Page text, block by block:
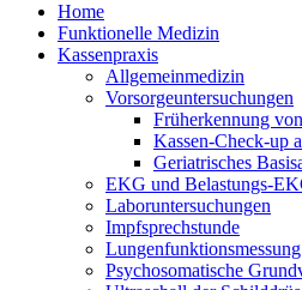
Home
Funktionelle Medizin
Kassenpraxis
Allgemeinmedizin
Vorsorgeuntersuchungen
Früherkennung
Kassen-Check-up
Geriatrisches
EKG und Belastungs-
Laboruntersuchungen
Impfsprechstunde
Lungenfunktionsmessung
Psychosomatische